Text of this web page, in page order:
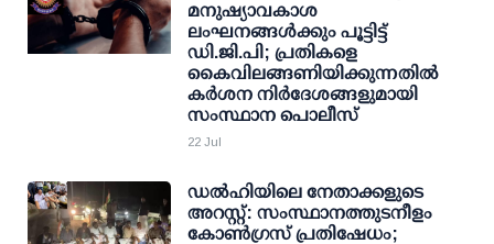
മനുഷ്യാവകാശ
ലംഘനങ്ങള്‍ക്കും പൂട്ടിട്ട്
ഡി.ജി.പി; പ്രതികളെ
കൈവിലങ്ങണിയിക്കുന്നതില്‍
കര്‍ശന നിര്‍ദേശങ്ങളുമായി
സംസ്ഥാന പൊലീസ്
22 Jul
ഡല്‍ഹിയിലെ നേതാക്കളുടെ
അറസ്റ്റ്: സംസ്ഥാനത്തുടനീളം
കോണ്‍ഗ്രസ് പ്രതിഷേധം;